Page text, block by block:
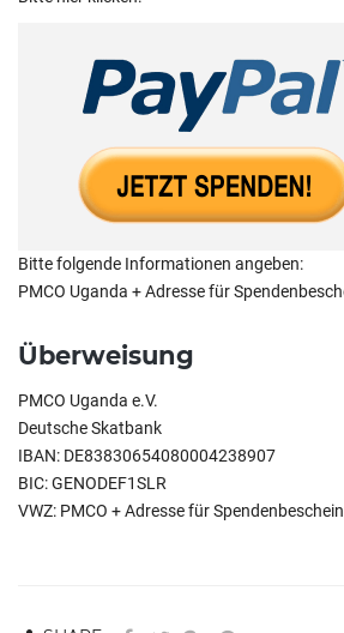
Bitte folgende Informationen angeben:
PMCO Uganda + Adresse für
Überweisung
PMCO Uganda e.V.
Deutsche Skatbank
IBAN: DE83830654080004238907
BIC: GENODEF1SLR
VWZ: PMCO + Adresse für